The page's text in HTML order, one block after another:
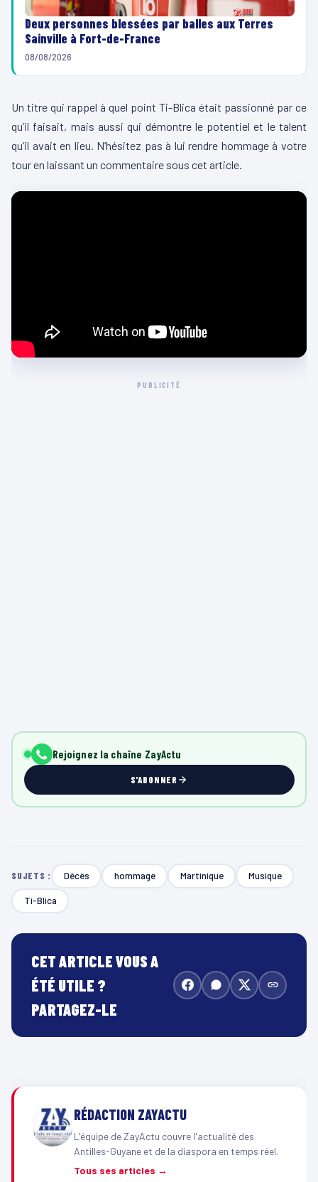
Deux personnes blessées par balles aux Terres
Sainville à Fort-de-France
08/08/2026
Un titre qui rappel à quel point Ti-Blica était passionné par ce
qu’il faisait, mais aussi qui démontre le potentiel et le talent
qu’il avait en lieu. N’hésitez pas à lui rendre hommage à votre
tour en laissant un commentaire sous cet article.
PUBLICITÉ
Rejoignez la chaîne ZayActu
S'ABONNER
SUJETS : Décès hommage Martinique Musique
Ti-Blica
CET ARTICLE VOUS A
ÉTÉ UTILE ?
PARTAGEZ-LE
RÉDACTION ZAYACTU
L'équipe de ZayActu couvre l'actualité des
Antilles-Guyane et de la diaspora en temps réel.
Tous ses articles →